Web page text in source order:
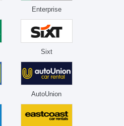
Enterprise
Sixt
AutoUnion